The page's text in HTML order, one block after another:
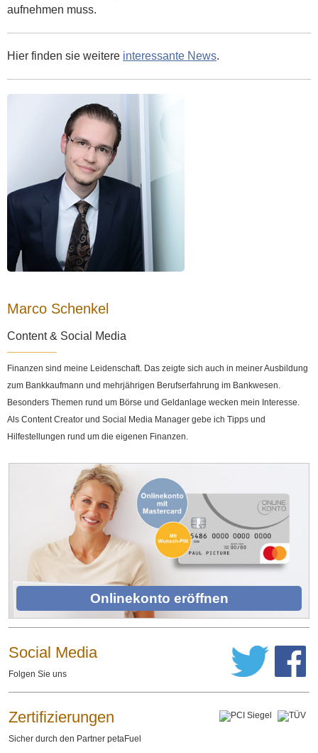
aufnehmen muss.
Hier finden sie weitere interessante News.
Marco Schenkel
Content & Social Media
Finanzen sind meine Leidenschaft. Das zeigte sich auch in meiner Ausbildung
zum Bankkaufmann und mehrjährigen Berufserfahrung im Bankwesen.
Besonders Themen rund um Börse und Geldanlage wecken mein Interesse.
Als Content Creator und Social Media Manager gebe ich Tipps und
Hilfestellungen rund um die eigenen Finanzen.
Onlinekonto eröffnen
Social Media
Folgen Sie uns
Zertifizierungen
Sicher durch den Partner petaFuel